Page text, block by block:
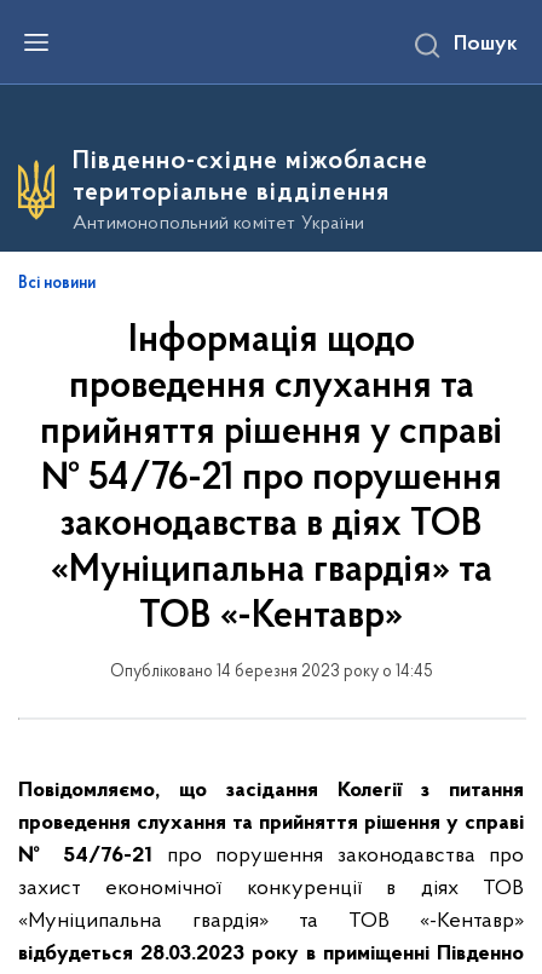
е
о
о
в
Пошук
Південно-східне міжобласне
територіальне відділення
Антимонопольний комітет України
Всі новини
Інформація щодо
проведення слухання та
прийняття рішення у справі
№ 54/76-21 про порушення
законодавства в діях ТОВ
«Муніципальна гвардія» та
ТОВ «-Кентавр»
Опубліковано 14 березня 2023 року о 14:45
Повідомляємо, що засідання Колегії з питання
проведення слухання та прийняття рішення у справі
№ 54/76-21 про порушення законодавства про
захист економічної конкуренції в діях ТОВ
«Муніципальна гвардія» та ТОВ «-Кентавр»
відбудеться 28.03.2023 року в приміщенні Південно